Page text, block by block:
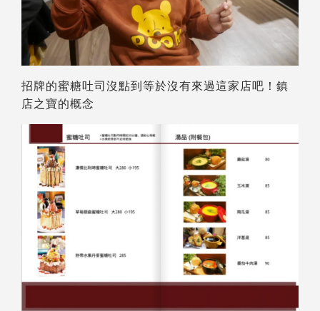
招牌的蜜糖吐司沒點到等於沒有來過這家店吧！鎮
店之寶的概念